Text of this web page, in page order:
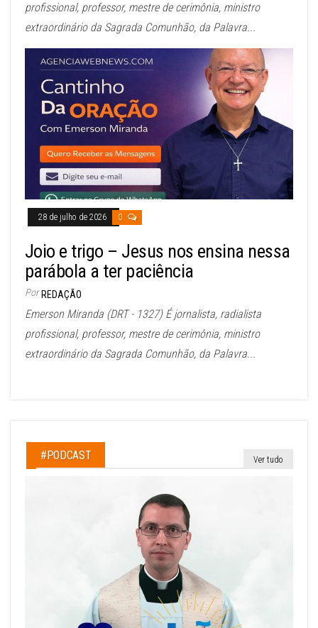
profissional, professor, mestre de cerimônia, ministro
extraordinário da Sagrada Comunhão, da Palavra...
28 de julho de 2026 0
Joio e trigo – Jesus nos ensina nessa
parábola a ter paciência
Por REDAÇÃO
Emerson Miranda (DRT - 1327) É jornalista, radialista
profissional, professor, mestre de cerimônia, ministro
extraordinário da Sagrada Comunhão, da Palavra...
#PODCAST Ver tudo